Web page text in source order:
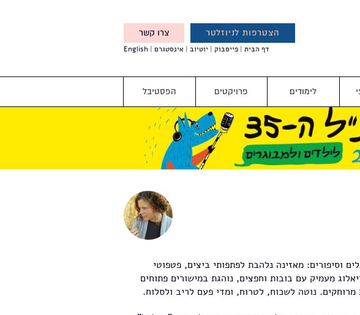
הצטרפות לניוזלטר צרו קשר
והטבות מיוחדות עבורך
דף הבית פייסבוק יוטיוב אינסטגרם English
לימודים פרויקטים הפסטיבל
וסיפורים: מאזינה נלהבת לפתפותי ביצים, פטפוטי
מעמיק עם בובות וחפצים, נוהגת במישורים פתוחים
מרוחקים. נוטה לשכוח, לטרוח, ומדי פעם לריב ולסלוח.